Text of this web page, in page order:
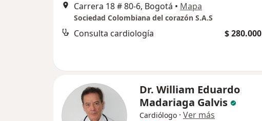
Carrera 18 # 80-6, Bogotá • Mapa
Sociedad Colombiana del corazón S.A.S
Consulta cardiología $ 280.000
Dr. William Eduardo
Madariaga Galvis
Cardiólogo · Ver más